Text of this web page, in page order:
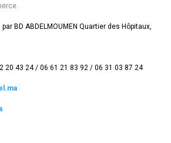
BD ABDELMOUMEN Quartier des Hôpitaux,
20 43 24 / 06 61 21 83 92 / 06 31 03 87 24